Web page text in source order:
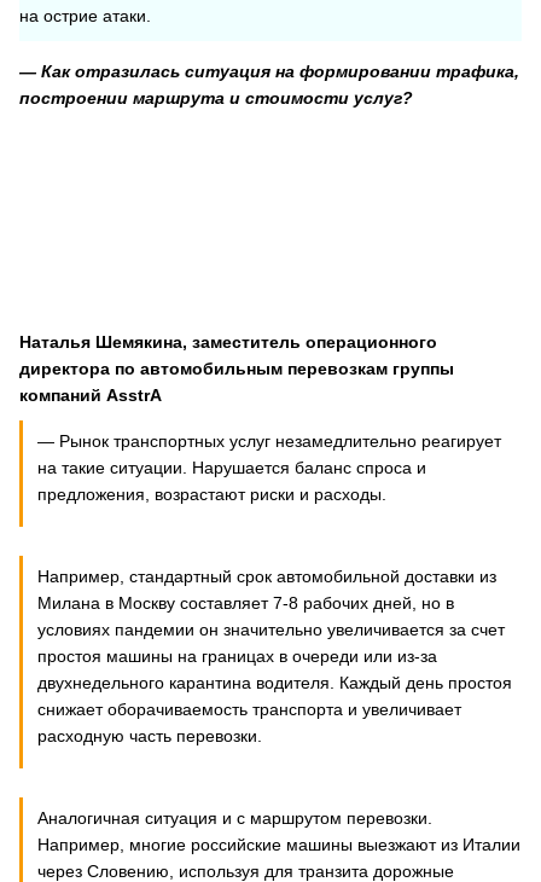
на острие атаки.
— Как отразилась ситуация на формировании трафика,
построении маршрута и стоимости услуг?
Наталья Шемякина, заместитель операционного
директора по автомобильным перевозкам группы
компаний AsstrA
— Рынок транспортных услуг незамедлительно реагирует
на такие ситуации. Нарушается баланс спроса и
предложения, возрастают риски и расходы.
Например, стандартный срок автомобильной доставки из
Милана в Москву составляет 7-8 рабочих дней, но в
условиях пандемии он значительно увеличивается за счет
простоя машины на границах в очереди или из-за
двухнедельного карантина водителя. Каждый день простоя
снижает оборачиваемость транспорта и увеличивает
расходную часть перевозки.
Аналогичная ситуация и с маршрутом перевозки.
Например, многие российские машины выезжают из Италии
через Словению, используя для транзита дорожные